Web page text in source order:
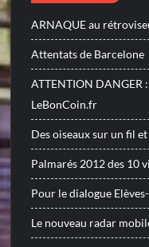
ARNAQUE au
Attentats de Barcelone
ATTENTION DANGER
LeBonCoin.fr
Des oiseaux sur un fil
Palmarés 2012 des 10
Pour le dialogue
Le nouveau radar